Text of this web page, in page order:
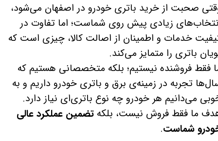
صحبت از خرید باتری خودرو در اصفهان می‌شود،
زیادی پیش روی شماست؛ اما تفاوت در
خدمات و اطمینان از اصالت کالا، چیزی است که
باتری را متمایز می‌کند.
فقط فروشنده نیستیم؛ بلکه متخصصانی هستیم که
تجربه در زمینه‌ی برق و باتری خودرو داریم و به
می‌دانیم هر خودرو چه نوع باتری‌ای نیاز دارد.
ما فقط فروش نیست، بلکه تضمین عملکرد عالی
شماست.